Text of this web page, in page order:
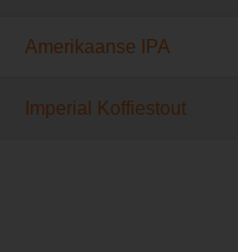
Amerikaanse IPA
Imperial Koffiestout